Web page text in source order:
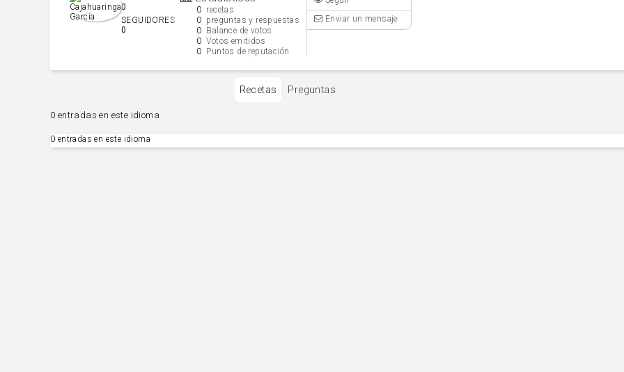
0 recetas
0 preguntas y respuestas
0 Balance de votos
0 Votos emitidos
0 Puntos de reputación
0
SEGUIDORES
0
Enviar un mensaje
Recetas Preguntas
0 entradas en este idioma
0 entradas en este idioma